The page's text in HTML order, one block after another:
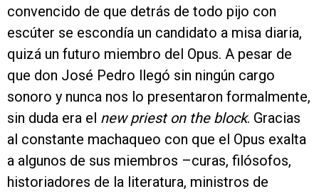
convencido de que detrás de todo pijo con
escúter se escondía un candidato a misa diaria,
quizá un futuro miembro del Opus. A pesar de
que don José Pedro llegó sin ningún cargo
sonoro y nunca nos lo presentaron formalmente,
sin duda era el new priest on the block. Gracias
al constante machaqueo con que el Opus exalta
a algunos de sus miembros –curas, filósofos,
historiadores de la literatura, ministros de